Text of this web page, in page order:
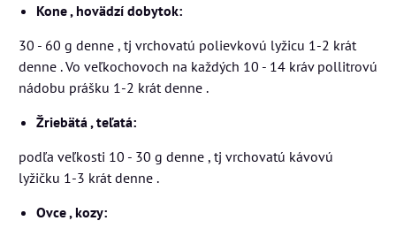
Kone , hovädzí dobytok:
30 - 60 g denne , tj vrchovatú polievkovú lyžicu 1-2 krát
denne . Vo veľkochovoch na každých 10 - 14 kráv pollitrovú
nádobu prášku 1-2 krát denne .
Žriebätá , teľatá:
podľa veľkosti 10 - 30 g denne , tj vrchovatú kávovú
lyžičku 1-3 krát denne .
Ovce , kozy: